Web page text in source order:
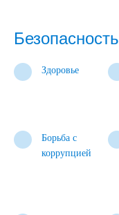
Безопасность
Здоровье
Борьба с
коррупцией